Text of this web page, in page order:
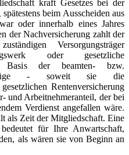
kraft Gesetzes bei der
beim Ausscheiden aus
oder innerhalb eines Jahres
der Nachversicherung zahlt der
Versorgungsträger
oder gesetzliche
Basis der beamten- bzw.
- soweit sie die
Rentenversicherung
und Arbeitnehmeranteil, der bei
Verdienst angefallen wäre.
als Zeit der Mitgliedschaft. Eine
für Ihre Anwartschaft,
als wären sie von Beginn an